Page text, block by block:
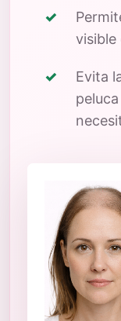
visible
Evita